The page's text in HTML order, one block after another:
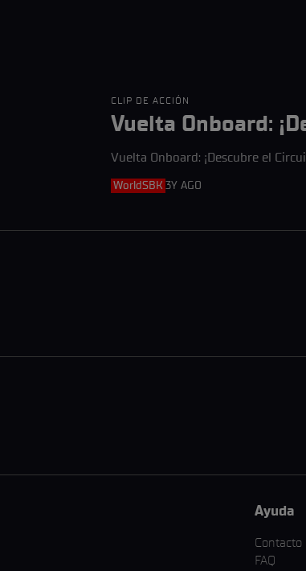
CLIP DE ACCIÓN
Vuelta Onboard:
Vuelta Onboard: ¡Descubre el
WorldSBK 3Y AGO
Ayuda
Contacto
FAQ